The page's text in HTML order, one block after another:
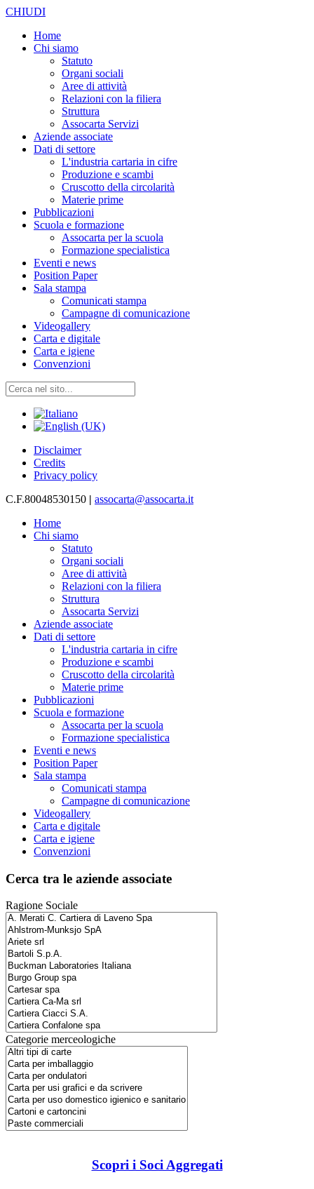
CHIUDI
Home
Chi siamo
Statuto
Organi sociali
Aree di attività
Relazioni con la filiera
Struttura
Assocarta Servizi
Aziende associate
Dati di settore
L'industria cartaria in cifre
Produzione e scambi
Cruscotto della circolarità
Materie prime
Pubblicazioni
Scuola e formazione
Assocarta per la scuola
Formazione specialistica
Eventi e news
Position Paper
Sala stampa
Comunicati stampa
Campagne di comunicazione
Videogallery
Carta e digitale
Carta e igiene
Convenzioni
Disclaimer
Credits
Privacy policy
C.F.80048530150 | assocarta@assocarta.it
Home
Chi siamo
Statuto
Organi sociali
Aree di attività
Relazioni con la filiera
Struttura
Assocarta Servizi
Aziende associate
Dati di settore
L'industria cartaria in cifre
Produzione e scambi
Cruscotto della circolarità
Materie prime
Pubblicazioni
Scuola e formazione
Assocarta per la scuola
Formazione specialistica
Eventi e news
Position Paper
Sala stampa
Comunicati stampa
Campagne di comunicazione
Videogallery
Carta e digitale
Carta e igiene
Convenzioni
Cerca tra le aziende associate
Ragione Sociale
Categorie merceologiche
Scopri i Soci Aggregati